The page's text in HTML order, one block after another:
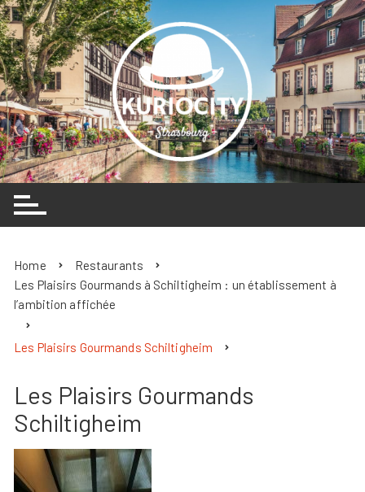
Skip
to
content
Home
Restaurants
Les Plaisirs Gourmands à Schiltigheim : un établissement à
l’ambition affichée
Les Plaisirs Gourmands Schiltigheim
Les Plaisirs Gourmands
Schiltigheim